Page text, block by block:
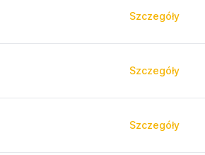
Szczegóły
Szczegóły
Szczegóły